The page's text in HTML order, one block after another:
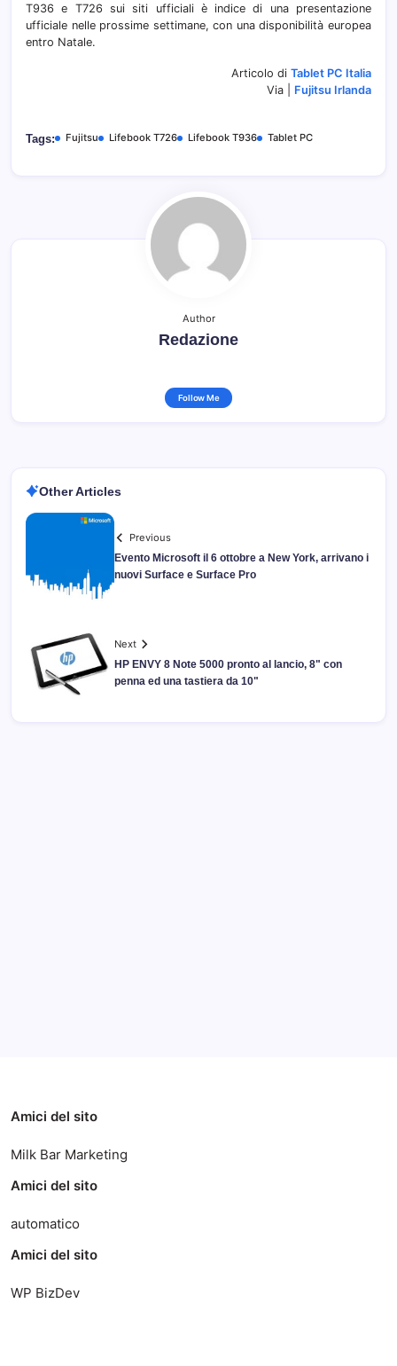
T936 e T726 sui siti ufficiali è indice di una presentazione
ufficiale nelle prossime settimane, con una disponibilità europea
entro Natale.
Articolo di Tablet PC Italia
Via | Fujitsu Irlanda
Tags: Fujitsu Lifebook T726 Lifebook T936 Tablet PC
Author
Redazione
Follow Me
Other Articles
Previous
Evento Microsoft il 6 ottobre a New York, arrivano i
nuovi Surface e Surface Pro
Next
HP ENVY 8 Note 5000 pronto al lancio, 8" con
penna ed una tastiera da 10"
Amici del sito
Milk Bar Marketing
Amici del sito
automatico
Amici del sito
WP BizDev